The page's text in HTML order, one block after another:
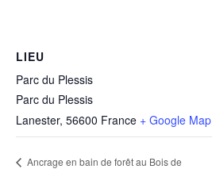
LIEU
Parc du Plessis
Parc du Plessis
Lanester, 56600 France + Google Map
Ancrage en bain de forêt au Bois de